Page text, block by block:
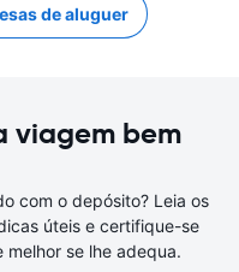
de aluguer
viagem bem
com o depósito? Leia os
úteis e certifique-se
se lhe adequa.